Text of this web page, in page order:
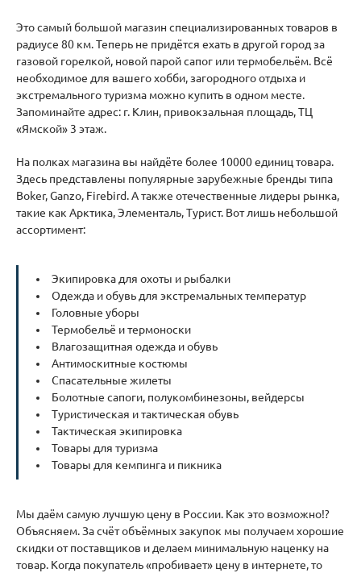
Это самый большой магазин специализированных товаров в
радиусе 80 км. Теперь не придётся ехать в другой город за
газовой горелкой, новой парой сапог или термобельём. Всё
необходимое для вашего хобби, загородного отдыха и
экстремального туризма можно купить в одном месте.
Запоминайте адрес: г. Клин, привокзальная площадь, ТЦ
«Ямской» 3 этаж.
На полках магазина вы найдёте более 10000 единиц товара.
Здесь представлены популярные зарубежные бренды типа
Boker, Ganzo, Firebird. А также отечественные лидеры рынка,
такие как Арктика, Элементаль, Турист. Вот лишь небольшой
ассортимент:
Экипировка для охоты и рыбалки
Одежда и обувь для экстремальных температур
Головные уборы
Термобельё и термоноски
Влагозащитная одежда и обувь
Антимоскитные костюмы
Спасательные жилеты
Болотные сапоги, полукомбинезоны, вейдерсы
Туристическая и тактическая обувь
Тактическая экипировка
Товары для туризма
Товары для кемпинга и пикника
Мы даём самую лучшую цену в России. Как это возможно!?
Объясняем. За счёт объёмных закупок мы получаем хорошие
скидки от поставщиков и делаем минимальную наценку на
товар. Когда покупатель «пробивает» цену в интернете, то